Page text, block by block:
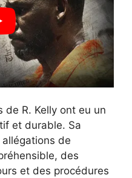
de R. Kelly ont eu un
et durable. Sa
de
des
et des procédures